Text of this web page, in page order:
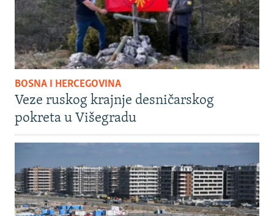
BOSNA I HERCEGOVINA
Veze ruskog krajnje desničarskog
pokreta u Višegradu